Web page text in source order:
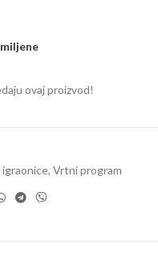
ovaj proizvod!
igraonice, Vrtni program